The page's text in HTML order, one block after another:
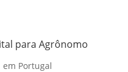
para Agrônomo
Portugal